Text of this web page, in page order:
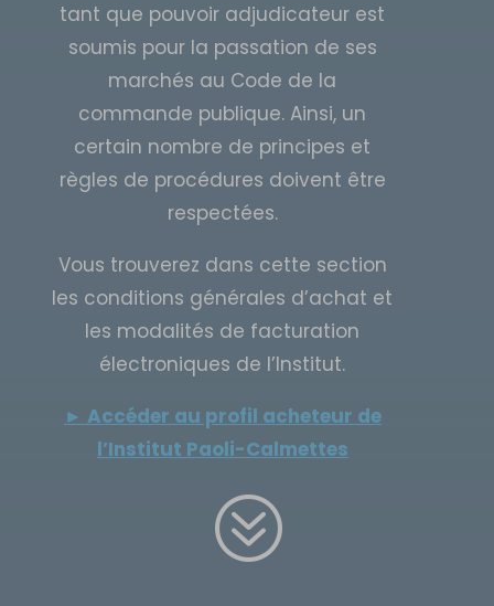
tant que pouvoir adjudicateur est
soumis pour la passation de ses
marchés au Code de la
commande publique. Ainsi, un
certain nombre de principes et
règles de procédures doivent être
respectées.
Vous trouverez dans cette section
les conditions générales d’achat et
les modalités de facturation
électroniques de l’Institut.
► Accéder au profil acheteur de
l’Institut Paoli-Calmettes
?